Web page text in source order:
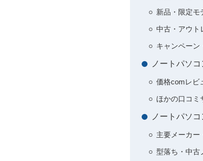
新品・限定モ
中古・アウト
キャンペーン
ノートパソ
価格comレビ
ほかの口コミ
ノートパソ
主要メーカー
型落ち・中古